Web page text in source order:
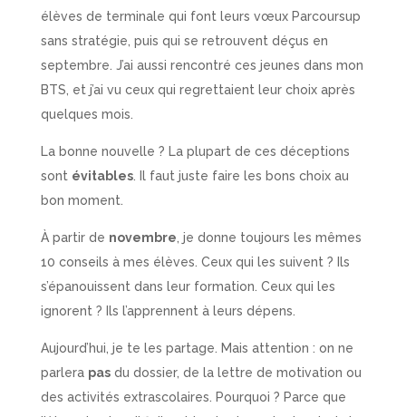
élèves de terminale qui font leurs vœux Parcoursup
sans stratégie, puis qui se retrouvent déçus en
septembre. J’ai aussi rencontré ces jeunes dans mon
BTS, et j’ai vu ceux qui regrettaient leur choix après
quelques mois.
La bonne nouvelle ? La plupart de ces déceptions
sont évitables. Il faut juste faire les bons choix au
bon moment.
À partir de novembre , je donne toujours les mêmes
10 conseils à mes élèves. Ceux qui les suivent ? Ils
s’épanouissent dans leur formation. Ceux qui les
ignorent ? Ils l’apprennent à leurs dépens.
Aujourd’hui, je te les partage. Mais attention : on ne
parlera pasdu dossier, de la lettre de motivation ou
des activités extrascolaires. Pourquoi ? Parce que